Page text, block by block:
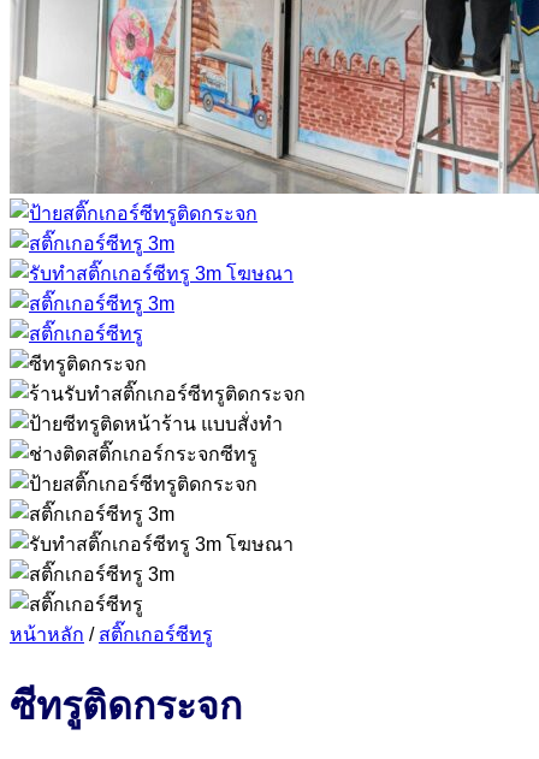
หน้าหลัก / สติ๊กเกอร์ซีทรู
ซีทรูติดกระจก